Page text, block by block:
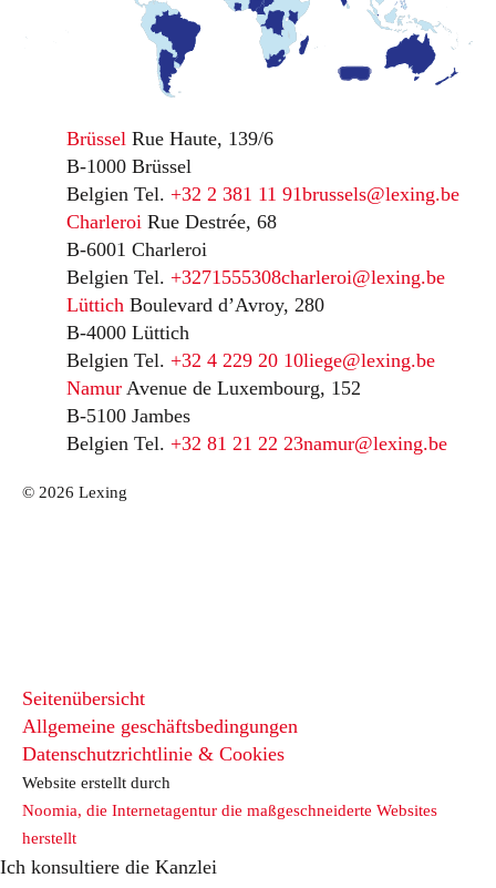
Brüssel Rue Haute, 139/6
B-1000 Brüssel
Belgien Tel. +32 2 381 11 91brussels@lexing.be
Charleroi Rue Destrée, 68
B-6001 Charleroi
Belgien Tel. +3271555308charleroi@lexing.be
Lüttich Boulevard d’Avroy, 280
B-4000 Lüttich
Belgien Tel. +32 4 229 20 10liege@lexing.be
Namur Avenue de Luxembourg, 152
B-5100 Jambes
Belgien Tel. +32 81 21 22 23namur@lexing.be
© 2026 Lexing
Seitenübersicht
Allgemeine geschäftsbedingungen
Datenschutzrichtlinie & Cookies
Website erstellt durch
Noomia, die Internetagentur die maßgeschneiderte Websites
herstellt
Ich konsultiere die Kanzlei